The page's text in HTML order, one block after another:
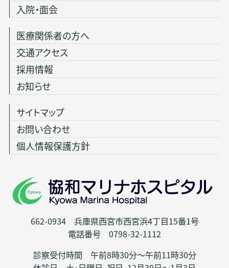
662-0934 兵庫県西宮市西宮浜4丁目15番1号
電話番号 0798-32-1112
診察受付時間 午前8時30分～午前11時30分
入院・面会
医療関係者の方へ
交通アクセス
採用情報
お知らせ
サイトマップ
お問い合わせ
個人情報保護方針